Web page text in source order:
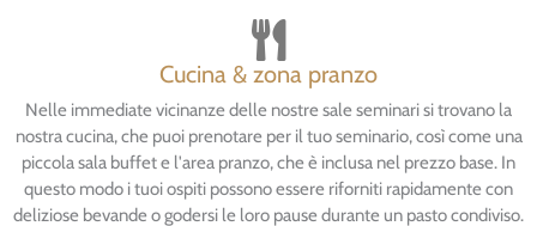
Cucina & zona pranzo
Nelle immediate vicinanze delle nostre sale seminari si trovano la
nostra cucina, che puoi prenotare per il tuo seminario, così come una
piccola sala buffet e l'area pranzo, che è inclusa nel prezzo base. In
questo modo i tuoi ospiti possono essere riforniti rapidamente con
deliziose bevande o godersi le loro pause durante un pasto condiviso.